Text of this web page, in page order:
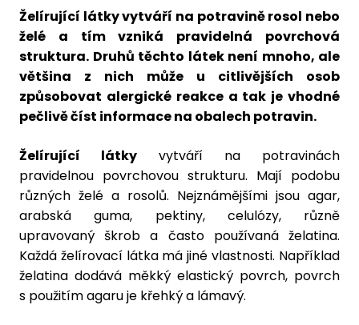
Želírující látky vytváří na potravině rosol nebo
želé a tím vzniká pravidelná povrchová
struktura. Druhů těchto látek není mnoho, ale
většina z nich může u citlivějších osob
způsobovat alergické reakce a tak je vhodné
pečlivě číst informace na obalech potravin.
Želírující látky vytváří na potravinách
pravidelnou povrchovou strukturu. Mají podobu
různých želé a rosolů. Nejznámějšími jsou agar,
arabská guma, pektiny, celulózy, různě
upravovaný škrob a často používaná želatina.
Každá želírovací látka má jiné vlastnosti. Například
želatina dodává měkký elastický povrch, povrch
s použitím agaru je křehký a lámavý.